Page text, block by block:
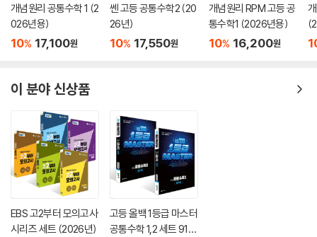
5. 적중 문제
- 유형 문제 학습 후, 실제로 시험에 자주 나오는 문제들을 선별하여 단원
별 실전 대비 연습을 할 수 있도록 구성하였습니다. 서술형 문항도 수록하
- 상위권으로 도약할 수 있는 난이도 높은 문항들을 수록하였습니다. Lev
el 1, Level 2, Level 3으로 구성하여 본인의 수준에 따라 선택하여 학습
할 수 있습니다. 또한, 정답률 낮은 교육청 기출 문제들도 수록하여 연습할
수 있게 하였습니다.
개념원리 공통수학 1 (2
026년용)
10% 17,100원
쎈 고등 공통수학2 (20
26년)
10% 17,550원
개념원리 RPM 고등 공
통수학1 (2026년용)
10% 16,200원
이 분야 신상품
EBS 고2부터 모의고사
시리즈 세트 (2026년)
고등 올백 1등급 마스터
공통수학 1,2 세트 910